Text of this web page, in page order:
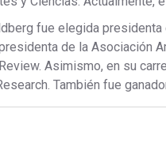
fue elegida
de la Asociación
Asimismo, en su
También fue